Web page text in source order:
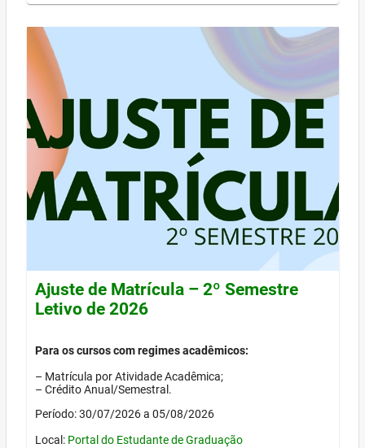
Ajuste de Matrícula – 2º Semestre
Letivo de 2026
Para os cursos com regimes acadêmicos:
– Matrícula por Atividade Acadêmica;
– Crédito Anual/Semestral.
Período: 30/07/2026 a 05/08/2026
Local: Portal do Estudante de Graduação